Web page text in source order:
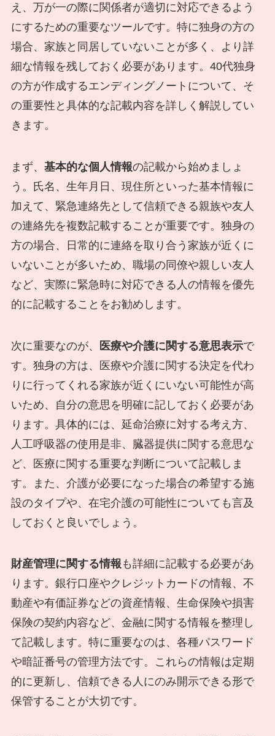
え、万が一の際に関係者が適切に対応できるよう
にするための重要なツールです。特に独身の方の
場合、家族と同居していないことが多く、より詳
細な情報を残しておく必要があります。40代独身
の方が作成するエンディングノートについて、そ
の重要性と具体的な記載内容を詳しく解説してい
きます。
まず、 基本的な個人情報の記載から始めましょ
う。氏名、生年月日、現住所といった基本情報に
加えて、緊急連絡先として信頼できる親族や友人
の連絡先を複数記載することが重要です。独身の
方の場合、日常的に連絡を取り合う家族が近くに
いないことが多いため、職場の同僚や親しい友人
など、実際に緊急時に対応できる人の情報を優先
的に記載することをお勧めします。
次に重要なのが、 医療や介護に関する意思表示で
す。独身の方は、医療や介護に関する決定を代わ
りに行ってくれる家族が近くにいない可能性が高
いため、自分の意思を明確に記しておく必要があ
ります。具体的には、延命治療に対する考え方、
人工呼吸器の使用是非、臓器提供に関する意思な
ど、医療に関する重要な判断について記載しま
す。また、介護が必要になった場合の希望する施
設のタイプや、在宅介護の可能性についても言及
しておくと良いでしょう。
財産管理に関する情報 も詳細に記載する必要があ
ります。銀行口座やクレジットカードの情報、不
動産や有価証券などの資産情報、生命保険や損害
保険の契約内容など、金融に関する情報を整理し
て記載します。特に重要なのは、各種パスワード
や暗証番号の管理方法です。これらの情報は定期
的に更新し、信頼できる人にのみ開示できる形で
保管することが大切です。